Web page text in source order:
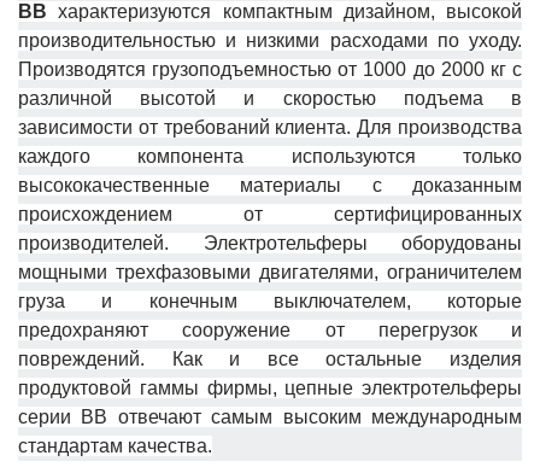
ВB характеризуются компактным дизайном, высокой
производительностью и низкими расходами по уходу.
Производятся грузоподъемностью от 1000 до 2000 кг с
различной высотой и скоростью подъема в
зависимости от требований клиента. Для производства
каждого компонента используются только
высококачественные материалы с доказанным
происхождением от сертифицированных
производителей. Электротельферы оборудованы
мощными трехфазовыми двигателями, ограничителем
груза и конечным выключателем, которые
предохраняют сооружение от перегрузок и
повреждений. Как и все остальные изделия
продуктовой гаммы фирмы, цепные электротельферы
серии ВB отвечают самым высоким международным
стандартам качества.